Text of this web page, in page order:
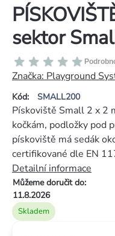
sektor
Kód: SMALL200
Průměrné
hodnocení
produktu
je
0,0
5
hvězdiček.
Značka: Playground
Skladem
Můžeme doručit do:
11.8.2026
Pískoviště Small 2 x 2
kočkám, podložky pod
pískoviště má sedák
certifikované dle EN
Detailní informace